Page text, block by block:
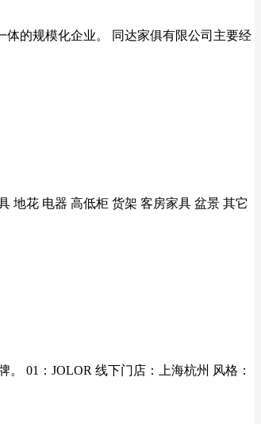
的规模化企业。 同达家俱有限公司主要经
地花 电器 高低柜 货架 客房家具 盆景 其它
01：JOLOR 线下门店：上海杭州 风格：